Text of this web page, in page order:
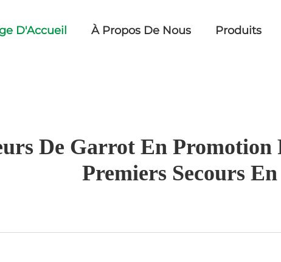
D'Accueil À Propos De Nous Produits
De Garrot En Promotion
Premiers Secours